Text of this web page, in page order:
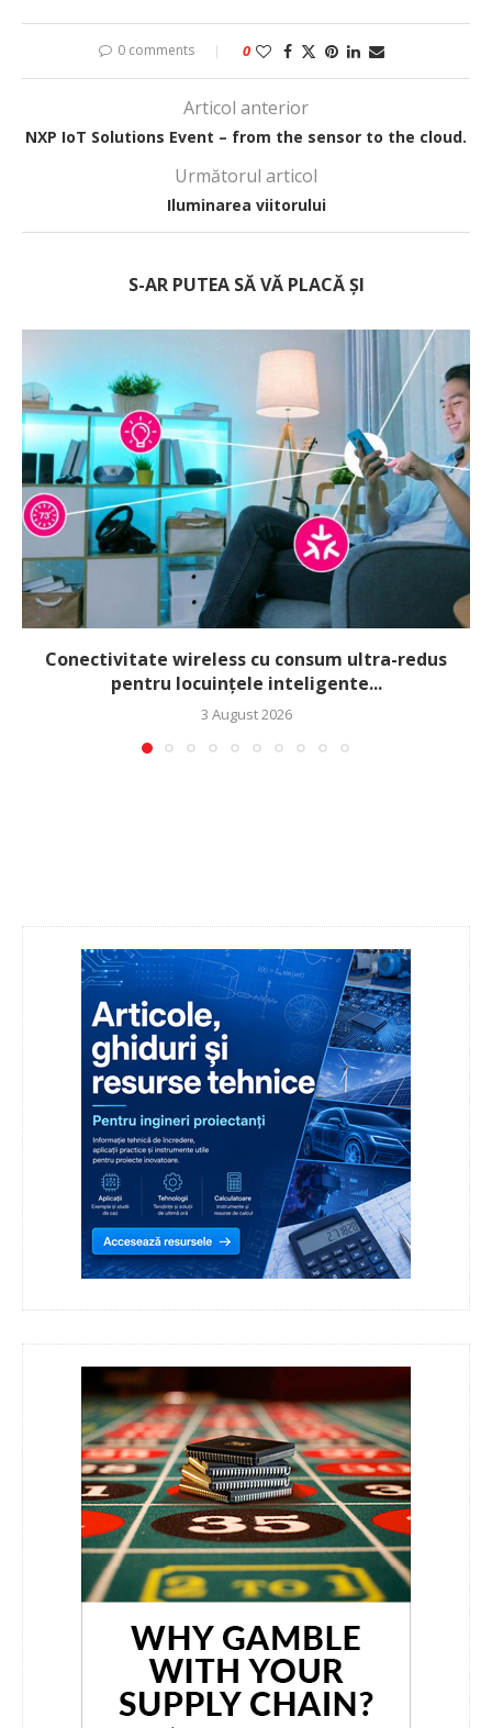
0 comments 0
Articol anterior
NXP IoT Solutions Event – from the sensor to the cloud.
Următorul articol
Iluminarea viitorului
S-AR PUTEA SĂ VĂ PLACĂ ȘI
Conectivitate wireless cu consum ultra-redus
pentru locuințele inteligente...
3 August 2026